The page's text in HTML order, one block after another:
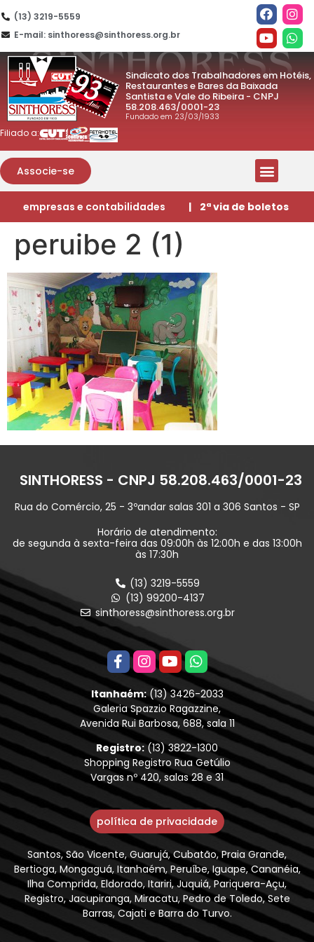
(13) 3219-5559
E-mail: sinthoress@sinthoress.org.br
Sindicato dos Trabalhadores em Hotéis,
Restaurantes e Bares da Baixada
Santista e Vale do Ribeira - CNPJ
58.208.463/0001-23
Fundado em 23/03/1933
Filiado a:
Associe-se
empresas e contabilidades | 2ª via de boletos
peruibe 2 (1)
SINTHORESS - CNPJ 58.208.463/0001-23
Rua do Comércio, 25 - 3ºandar salas 301 a 306 Santos - SP
Horário de atendimento:
de segunda à sexta-feira das 09:00h às 12:00h e das 13:00h
às 17:30h
(13) 3219-5559
(13) 99200-4137
sinthoress@sinthoress.org.br
Itanhaém:(13) 3426-2033
Galeria Spazzio Ragazzine,
Avenida Rui Barbosa, 688, sala 11
Registro:(13) 3822-1300
Shopping Registro Rua Getúlio
Vargas nº 420, salas 28 e 31
política de privacidade
Santos, São Vicente, Guarujá, Cubatão, Praia Grande,
Bertioga, Mongaguá, Itanhaém, Peruíbe, Iguape, Cananéia,
Ilha Comprida, Eldorado, Itariri, Juquiá, Pariquera-Açu,
Registro, Jacupiranga, Miracatu, Pedro de Toledo, Sete
Barras, Cajati e Barra do Turvo.